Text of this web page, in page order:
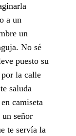
a un
un
No sé
puesto su
la calle
saluda
camiseta
un señor
te servía la